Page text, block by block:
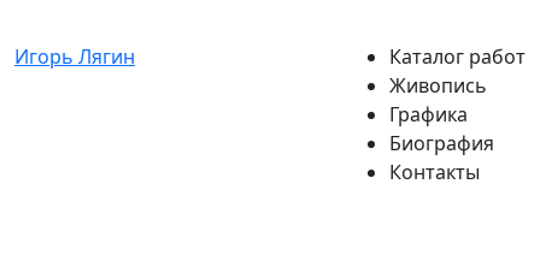
Игорь Лягин
Каталог работ
Живопись
Графика
Биография
Контакты